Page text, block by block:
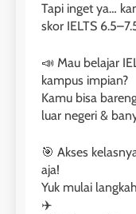
Tapi inget ya…
skor IELTS
📣 Mau belajar
kampus impian?
Kamu bisa
luar negeri &
🎯 Akses
aja!
Yuk mulai
✈️